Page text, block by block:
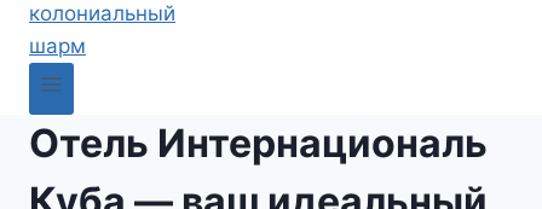
Отель Интернациональ